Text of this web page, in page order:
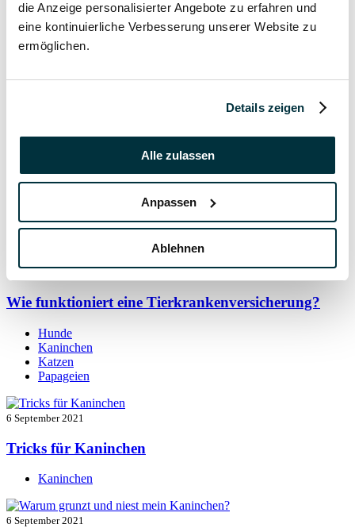
die Anzeige personalisierter Angebote zu erfahren und
eine kontinuierliche Verbesserung unserer Website zu
ermöglichen.
Details zeigen
Alle zulassen
Anpassen
Ablehnen
7 September 2021
Hygieneregeln beim Tierarzt für Mensch und Tier
Kaninchen
Kaninchen beschäftigen: so bleibt der Alltag
Kaninchen
7 September 2021
Wie funktioniert eine Tierkrankenversicherung?
Hunde
Kaninchen
Katzen
Papageien
6 September 2021
Tricks für Kaninchen
Kaninchen
6 September 2021